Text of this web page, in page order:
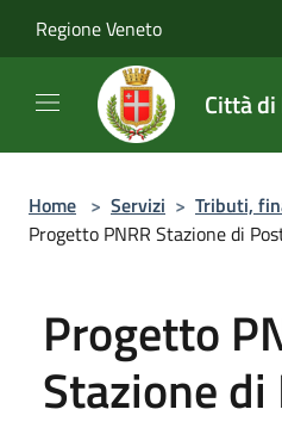
Regione Veneto
Città
Home > Servizi > Tributi,
Progetto PNRR Stazione di
Progetto
Stazione